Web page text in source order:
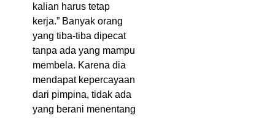
kalian harus tetap
kerja.” Banyak orang
yang tiba-tiba dipecat
tanpa ada yang mampu
membela. Karena dia
mendapat kepercayaan
dari pimpina, tidak ada
yang berani menentang